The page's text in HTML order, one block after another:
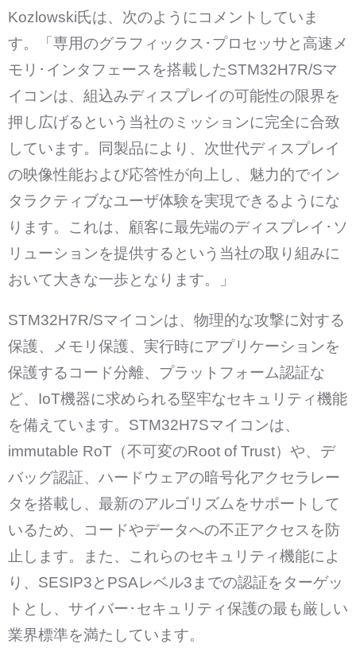
Kozlowski氏は、次のようにコメントしていま
す。「専用のグラフィックス･プロセッサと高速メ
モリ･インタフェースを搭載したSTM32H7R/Sマ
イコンは、組込みディスプレイの可能性の限界を
押し広げるという当社のミッションに完全に合致
しています。同製品により、次世代ディスプレイ
の映像性能および応答性が向上し、魅力的でイン
タラクティブなユーザ体験を実現できるようにな
ります。これは、顧客に最先端のディスプレイ･ソ
リューションを提供するという当社の取り組みに
おいて大きな一歩となります。」
STM32H7R/Sマイコンは、物理的な攻撃に対する
保護、メモリ保護、実行時にアプリケーションを
保護するコード分離、プラットフォーム認証な
ど、IoT機器に求められる堅牢なセキュリティ機能
を備えています。STM32H7Sマイコンは、
immutable RoT（不可変のRoot of Trust）や、デ
バッグ認証、ハードウェアの暗号化アクセラレー
タを搭載し、最新のアルゴリズムをサポートして
いるため、コードやデータへの不正アクセスを防
止します。また、これらのセキュリティ機能によ
り、SESIP3とPSAレベル3までの認証をターゲッ
トとし、サイバー･セキュリティ保護の最も厳しい
業界標準を満たしています。